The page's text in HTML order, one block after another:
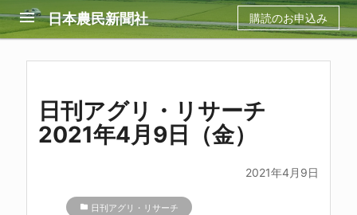
menu 日本農民新聞社 購読のお申込み
日刊アグリ・リサーチ
2021年4月9日（金）
2021年4月9日
folder 日刊アグリ・リサーチ